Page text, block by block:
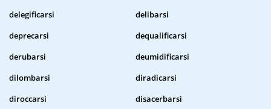
delegificarsi
delibarsi
deprecarsi
dequalificarsi
derubarsi
deumidificarsi
dilombarsi
diradicarsi
diroccarsi
disacerbarsi